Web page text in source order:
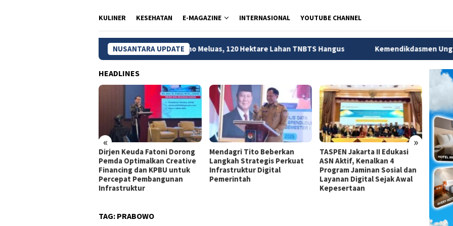
KULINER KESEHATAN E-MAGAZINE INTERNASIONAL YOUTUBE CHANNEL
NUSANTARA UPDATE
Kebakaran Bromo Meluas, 120 Hektare Lahan TNBTS Hangus Kemendikdasmen Ungkap 56 Ribu
HEADLINES
« »
Dirjen Keuda Fatoni Dorong
Pemda Optimalkan Creative
Financing dan KPBU untuk
Percepat Pembangunan
Infrastruktur
Mendagri Tito Beberkan
Langkah Strategis Perkuat
Infrastruktur Digital
Pemerintah
TASPEN Jakarta II Edukasi
ASN Aktif, Kenalkan 4
Program Jaminan Sosial dan
Layanan Digital Sejak Awal
Kepesertaan
Jadi
TAG: PRABOWO